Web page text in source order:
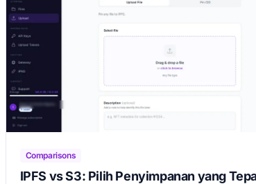
Comparisons
IPFS vs S3: Pilih Penyimpanan yang